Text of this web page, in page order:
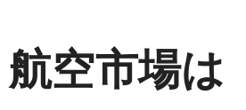
航空市場は